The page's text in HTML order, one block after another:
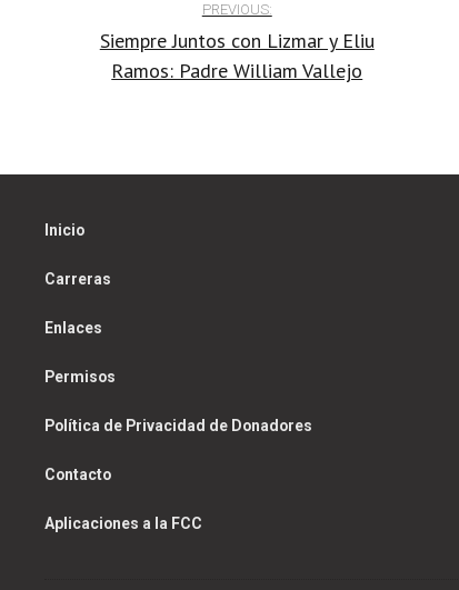
navigation
PREVIOUS:
Siempre Juntos con Lizmar y Eliu
Ramos: Padre William Vallejo
Inicio
Carreras
Enlaces
Permisos
Política de Privacidad de Donadores
Contacto
Aplicaciones a la FCC